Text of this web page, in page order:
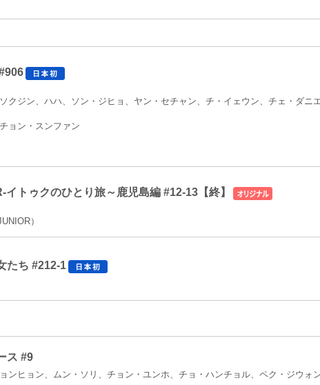
クジン、ハハ、ソン・ジヒョ、ヤン・セチャン、チ・イェウン、チェ・ダニ
ョン・スンファン
トゥクのひとり旅～鹿児島編 #12-13【終】
）
たち #212-1
ス #9
ンヒョン、ムン・ソリ、チョン・ユンホ、チョ・ハンチョル、ペク・ジウォ